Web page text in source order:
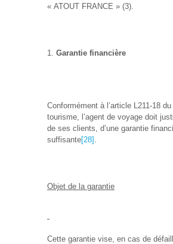
« ATOUT FRANCE » (3).
Garantie financière
Conformément à l’article L211-18
tourisme, l’agent de voyage doit
de ses clients, d’une garantie
suffisante[28]
Objet de la garantie
Cette garantie vise, en cas de